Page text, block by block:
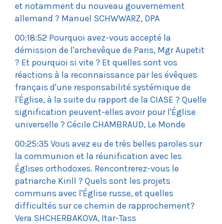
et notamment du nouveau gouvernement
allemand ? Manuel SCHWWARZ, DPA
00:18:52 Pourquoi avez-vous accepté la
démission de l'archevêque de Paris, Mgr Aupetit
? Et pourquoi si vite ? Et quelles sont vos
réactions à la reconnaissance par les évêques
français d'une responsabilité systémique de
l'Église, à la suite du rapport de la CIASE ? Quelle
signification peuvent-elles avoir pour l'Église
universelle ? Cécile CHAMBRAUD, Le Monde
00:25:35 Vous avez eu de très belles paroles sur
la communion et la réunification avec les
Églises orthodoxes. Rencontrerez-vous le
patriarche Kirill ? Quels sont les projets
communs avec l'Église russe, et quelles
difficultés sur ce chemin de rapprochement?
Vera SHCHERBAKOVA, Itar-Tass